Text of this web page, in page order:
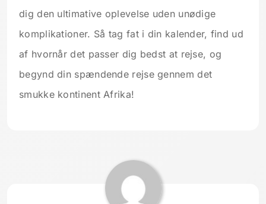
dig den ultimative oplevelse uden unødige
komplikationer. Så tag fat i din kalender, find ud
af hvornår det passer dig bedst at rejse, og
begynd din spændende rejse gennem det
smukke kontinent Afrika!